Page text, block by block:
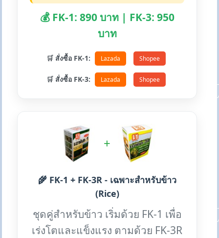
💰 FK-1: 890 บาท | FK-3: 950
บาท
🛒 สั่งซื้อ FK-1: Lazada Shopee
🛒 สั่งซื้อ FK-3: Lazada Shopee
+
🌾 FK-1 + FK-3R - เฉพาะสำหรับข้าว
(Rice)
ชุดคู่สำหรับข้าว เริ่มด้วย FK-1 เพื่อ
เร่งโตและแข็งแรง ตามด้วย FK-3R